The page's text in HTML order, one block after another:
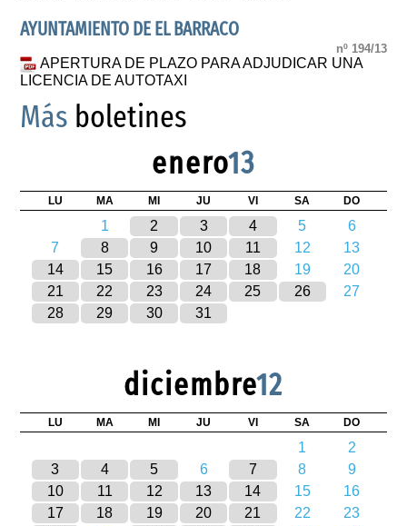
AYUNTAMIENTO DE EL BARRACO
nº 194/13
APERTURA DE PLAZO PARA ADJUDICAR UNA
LICENCIA DE AUTOTAXI
Más boletines
enero13
LU MA MI JU VI SA DO
1 2 3 4 5
6
7
8 9 10 11 12
13
14
15 16 17 18 19
20
21
22 23 24 25 26
27
28
29 30 31
diciembre12
LU MA MI JU VI SA DO
1
2
3
4 5 6 7 8
9
10
11 12 13 14 15
16
17
18 19 20 21 22
23